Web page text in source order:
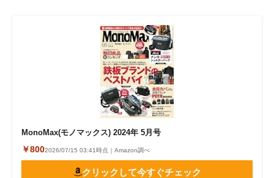
MonoMax(モノマックス) 2024年 5月号
￥8002026/07/15 03:41時点｜Amazon調べ
クリックして今すぐチェック